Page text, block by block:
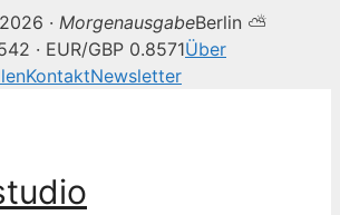
· MorgenausgabeBerlin ⛅
· EUR/GBP 0.8571Über
KontaktNewsletter